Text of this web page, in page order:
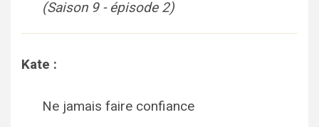
(Saison 9 - épisode 2)
Kate :
Ne jamais faire confiance